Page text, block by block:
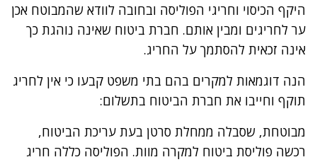
היקף הכיסוי וחריגי הפוליסה ובחובה לוודא שהמבוטח אכן
ער לחריגים ומבין אותם. חברת ביטוח שאינה נוהגת כך
אינה זכאית להסתמך על החריג.
הנה דוגמאות למקרים בהם בתי משפט קבעו כי אין לחריג
תוקף וחייבו את חברת הביטוח בתשלום:
מבוטחת, שסבלה ממחלת סרטן בעת עריכת הביטוח,
רכשה פוליסת ביטוח למקרה מוות. הפוליסה כללה חריג